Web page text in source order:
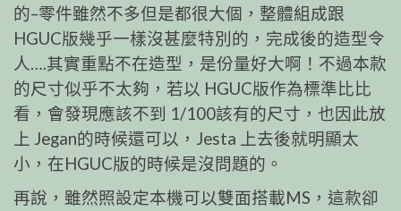
的–零件雖然不多但是都很大個，整體組成跟
HGUC版幾乎一樣沒甚麼特別的，完成後的造型令
人….其實重點不在造型，是份量好大啊！不過本款
的尺寸似乎不太夠，若以 HGUC版作為標準比比
看，會發現應該不到 1/100該有的尺寸，也因此放
上 Jegan的時候還可以，Jesta 上去後就明顯太
小，在HGUC版的時候是沒問題的。
再說，雖然照設定本機可以雙面搭載MS，這款卻